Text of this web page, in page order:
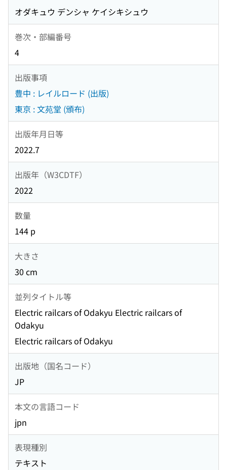
オダキュウ デンシャ ケイシキシュウ
巻次・部編番号
4
出版事項
豊中 : レイルロード (出版)
東京 : 文苑堂 (頒布)
出版年月日等
2022.7
出版年（W3CDTF）
2022
数量
144 p
大きさ
30 cm
並列タイトル等
Electric railcars of Odakyu Electric railcars of
Odakyu
Electric railcars of Odakyu
出版地（国名コード）
JP
本文の言語コード
jpn
表現種別
テキスト